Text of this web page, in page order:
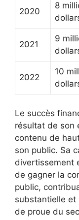
2020
8
2021
9
2022
10
Le succès
résultat de son
contenu de
son public. Sa
divertissement
de gagner la
public,
substantielle et
de proue du